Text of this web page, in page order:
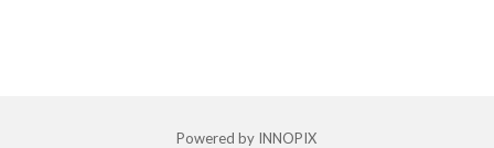
Powered by INNOPIX